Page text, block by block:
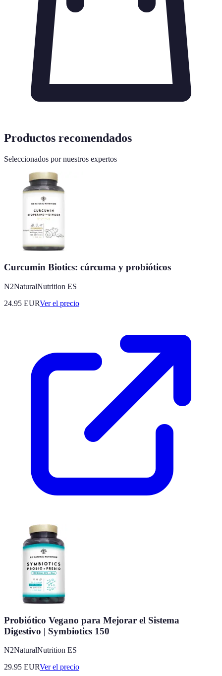
Productos recomendados
Seleccionados por nuestros expertos
Curcumin Biotics: cúrcuma y probióticos
N2NaturalNutrition ES
24.95 EURVer el precio
Probiótico Vegano para Mejorar el Sistema
Digestivo | Symbiotics 150
N2NaturalNutrition ES
29.95 EURVer el precio